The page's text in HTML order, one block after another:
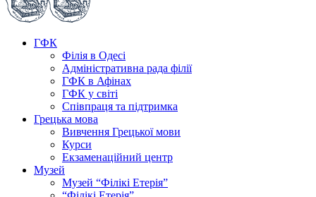
ГФК
Філія в Одесі
Адміністративна рада філії
ГФК в Афінах
ГФК у світі
Співпраця та підтримка
Грецька мова
Вивчення Грецької мови
Курси
Екзаменаційний центр
Музей
Музей “Філікі Етерія”